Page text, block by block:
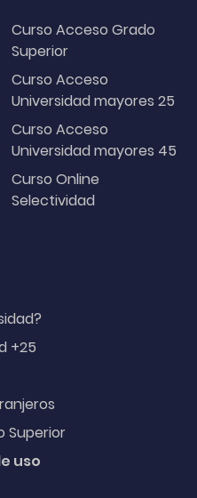
Curso Acceso Grado
Superior
Curso Acceso
Universidad mayores 25
Curso Acceso
Universidad mayores 45
Curso Online
Selectividad
+25
Superior
uso